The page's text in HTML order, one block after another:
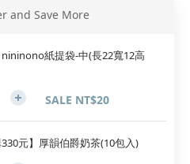
and Save More
nininono紙提袋-中(長22寬12高
SALE NT$20
330元】厚韻伯爵奶茶(10包入)